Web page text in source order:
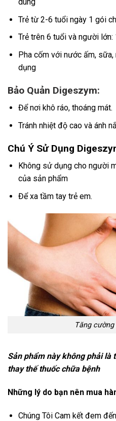
Trẻ từ 2-6 tuổi ngày 1 gói
Trẻ trên 6 tuổi và người
Pha cốm với nước ấm,
dụng
Bảo Quản Digeszym:
Để nơi khô ráo, thoáng mát.
Tránh nhiệt độ cao và ánh
Chú Ý Sử Dụng
Không sử dụng cho người
của sản phẩm
Để xa tầm tay trẻ em.
Tăng
Sản phẩm này không phải là
thay thế thuốc chữa bệnh
Những lý do bạn nên mua
Chúng Tôi Cam kết đem